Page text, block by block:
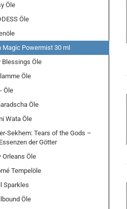
Öle
Öle
Magic Powermist 30 ml
Blessings Öle
Öle
Öle
Öle
Wata Öle
Sekhem: Tears of the Gods –
der Götter
Orleans Öle
Tempelöle
Sparkles
Öle